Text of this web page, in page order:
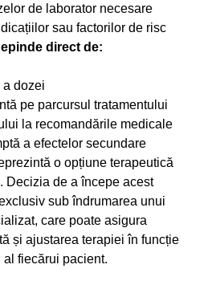
de laborator necesare
sau factorilor de risc
direct de:
a dozei
pe parcursul tratamentului
la recomandările medicale
a efectelor secundare
o opțiune terapeutică
Decizia de a începe acest
sub îndrumarea unui
care poate asigura
și ajustarea terapiei în funcție
fiecărui pacient.